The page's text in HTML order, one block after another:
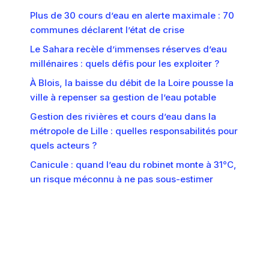
Plus de 30 cours d’eau en alerte maximale : 70
communes déclarent l’état de crise
Le Sahara recèle d’immenses réserves d’eau
millénaires : quels défis pour les exploiter ?
À Blois, la baisse du débit de la Loire pousse la
ville à repenser sa gestion de l’eau potable
Gestion des rivières et cours d’eau dans la
métropole de Lille : quelles responsabilités pour
quels acteurs ?
Canicule : quand l’eau du robinet monte à 31°C,
un risque méconnu à ne pas sous-estimer